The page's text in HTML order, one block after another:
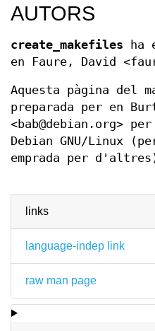
links
language-indep link
raw man page
AUTORS
create_makefiles ha
en Faure, David
Aquesta pàgina del
preparada per en
<bab@debian.org>
Debian GNU/Linux
emprada per